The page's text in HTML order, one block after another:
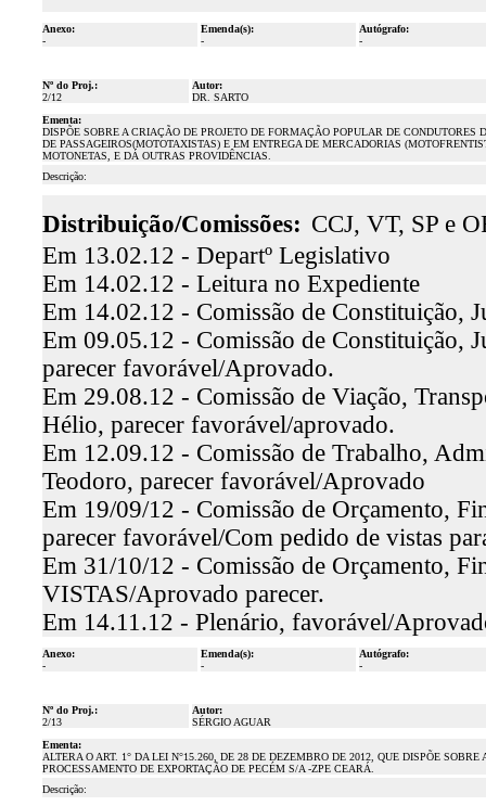
Anexo:
-
Emenda(s):
-
Autógrafo:
-
Nº do Proj.:
2/12
Autor:
DR. SARTO
Ementa:
DISPÕE SOBRE A CRIAÇÃO DE PROJETO DE FORMAÇÃO POPULAR DE
DE PASSAGEIROS(MOTOTAXISTAS) E EM ENTREGA DE MERCADORIAS
MOTONETAS, E DÁ OUTRAS PROVIDÊNCIAS.
Descrição:
Distribuição/Comissões: CCJ, VT, SP e
Em 13.02.12 - Departº Legislativo
Em 14.02.12 - Leitura no Expediente
Em 14.02.12 - Comissão de Constituição,
Em 09.05.12 - Comissão de Constituição,
parecer favorável/Aprovado.
Em 29.08.12 - Comissão de Viação,
Hélio, parecer favorável/aprovado.
Em 12.09.12 - Comissão de Trabalho,
Teodoro, parecer favorável/Aprovado
Em 19/09/12 - Comissão de Orçamento,
parecer favorável/Com pedido de vistas
Em 31/10/12 - Comissão de Orçamento,
VISTAS/Aprovado parecer.
Em 14.11.12 - Plenário, favorável/
Anexo:
-
Emenda(s):
-
Autógrafo:
-
Nº do Proj.:
2/13
Autor:
SÉRGIO AGUAR
Ementa:
ALTERA O ART. 1° DA LEI N°15.260, DE 28 DE DEZEMBRO DE 2012, QUE DISPÕE
PROCESSAMENTO DE EXPORTAÇÃO DE PECÉM S/A -ZPE CEARÁ.
Descrição: